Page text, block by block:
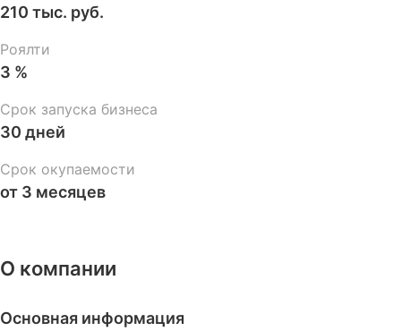
210 тыс. руб.
Роялти
3 %
Срок запуска бизнеса
30 дней
Срок окупаемости
от 3 месяцев
О компании
Основная информация